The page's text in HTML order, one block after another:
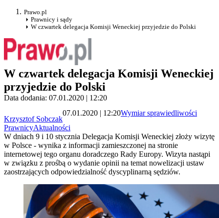
Prawo.pl
Prawnicy i sądy
W czwartek delegacja Komisji Weneckiej przyjedzie do Polski
W czwartek delegacja Komisji Weneckiej
przyjedzie do Polski
Data dodania: 07.01.2020 | 12:20
Krzysztof Sobczak
07.01.2020 | 12:20Wymiar sprawiedliwości
PrawnicyAktualności
W dniach 9 i 10 stycznia Delegacja Komisji Weneckiej złoży wizytę
w Polsce - wynika z informacji zamieszczonej na stronie
internetowej tego organu doradczego Rady Europy. Wizyta nastąpi
w związku z prośbą o wydanie opinii na temat nowelizacji ustaw
zaostrzających odpowiedzialność dyscyplinarną sędziów.